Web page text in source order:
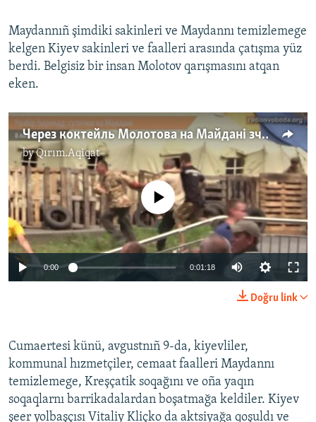
Maydannıñ şimdiki sakinleri ve Maydannı temizlemege
kelgen Kiyev sakinleri ve faalleri arasında çatışma yüz
berdi. Belgisiz bir insan Molotov qarışmasını atqan
eken.
Через коктейль Молотова на Майдані зчинилася бійка
byQırım.Aqiqat
No media source currently available
0:00 0:01:18
Doğru link
Cumaertesi künü, avgustnıñ 9-da, kiyevliler,
kommunal hızmetçiler, cemaat faalleri Maydannı
temizlemege, Kreşçatik soqağını ve oña yaqın
soqaqlarnı barrikadalardan boşatmağa keldiler. Kiyev
şeer yolbaşçısı Vitaliy Kliçko da aktsiyağa qoşuldı ve